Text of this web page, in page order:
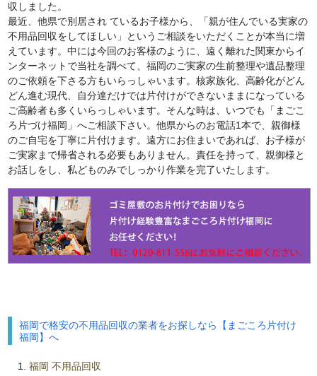
収しました。
最近、他県で別居され ているお子様から、「親が住んでいる実家の
不用品回収をしてほしい」というご相談をいただくことが本当に増
えています。中には今回のお客様のように、遠く離れた関東からイ
ンターネットで当社を調べて、福岡のご実家の生前整理や遺品整理
のご依頼を下さる方もいらっしゃいます。核家族化、高齢化がどん
どん進む現代、自分達だけでは片付けができないままになっている
ご高齢者も多くいらっしゃいます。そんな時は、いつでも「まごこ
ろ片づけ福岡」へご相談下さい。他県からのお電話1本で、親御様
のご自宅を丁寧に片付けます。遠方にお住まいであれば、お子様が
ご実家まで帰省される必要もありません。責任を持って、親御様と
お話しをし、私どものみでしっかり作業を完了いたします。
福岡で格安の不用品回収の業者をお探しなら【まごころ片付け
福岡】へ
福岡 不用品回収